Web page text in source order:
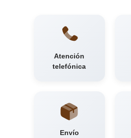
Atención
telefónica
Envío